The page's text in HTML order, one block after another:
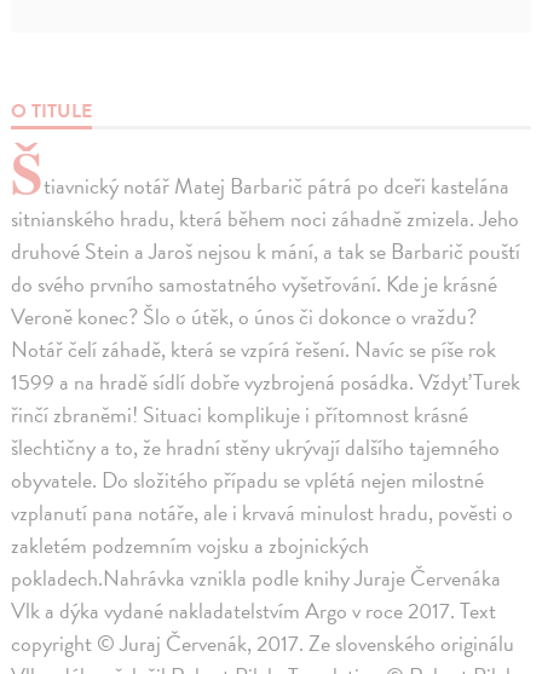
O TITULE
Štiavnický notář Matej Barbarič pátrá po dceři kastelána
sitnianského hradu, která během noci záhadně zmizela. Jeho
druhové Stein a Jaroš nejsou k mání, a tak se Barbarič pouští
do svého prvního samostatného vyšetřování. Kde je krásné
Veroně konec? Šlo o útěk, o únos či dokonce o vraždu?
Notář čelí záhadě, která se vzpírá řešení. Navíc se píše rok
1599 a na hradě sídlí dobře vyzbrojená posádka. Vždyť Turek
řinčí zbraněmi! Situaci komplikuje i přítomnost krásné
šlechtičny a to, že hradní stěny ukrývají dalšího tajemného
obyvatele. Do složitého případu se vplétá nejen milostné
vzplanutí pana notáře, ale i krvavá minulost hradu, pověsti o
zakletém podzemním vojsku a zbojnických
pokladech.Nahrávka vznikla podle knihy Juraje Červenáka
Vlk a dýka vydané nakladatelstvím Argo v roce 2017. Text
copyright © Juraj Červenák, 2017. Ze slovenského originálu